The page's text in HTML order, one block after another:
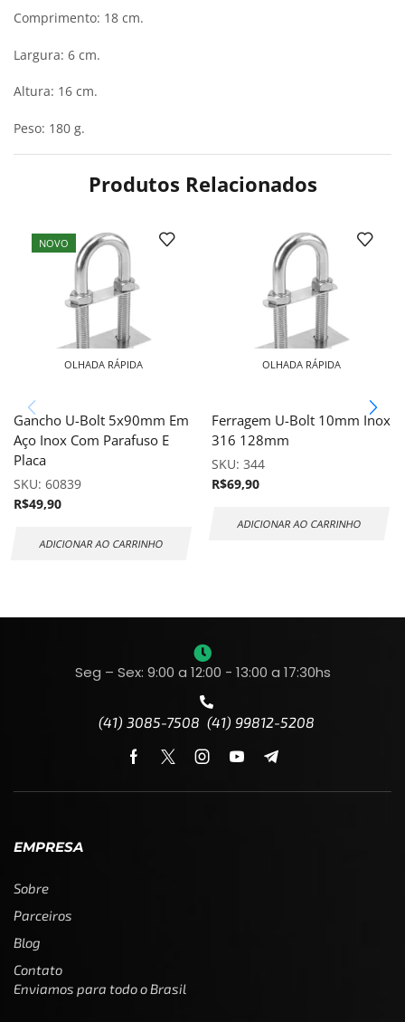
Comprimento: 18 cm.
Largura: 6 cm.
Altura: 16 cm.
Peso: 180 g.
Produtos Relacionados
NOVO
OLHADA RÁPIDA
Gancho U-Bolt 5x90mm Em
Aço Inox Com Parafuso E
Placa
SKU: 60839
R$49,90
ADICIONAR AO CARRINHO
OLHADA RÁPIDA
Ferragem U-Bolt 10mm Inox
316 128mm
SKU: 344
R$69,90
ADICIONAR AO CARRINHO
Seg – Sex: 9:00 a 12:00 - 13:00 a 17:30hs
(41) 3085-7508 (41) 99812-5208
EMPRESA
Sobre
Parceiros
Blog
Contato
Enviamos para todo o Brasil